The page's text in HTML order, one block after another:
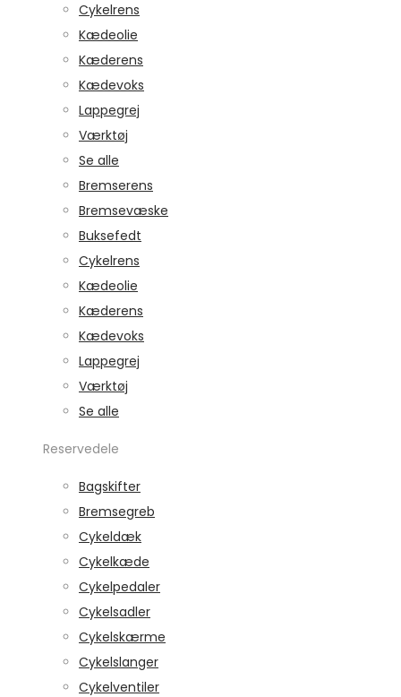
Cykelrens
Kædeolie
Kæderens
Kædevoks
Lappegrej
Værktøj
Se alle
Bremserens
Bremsevæske
Buksefedt
Cykelrens
Kædeolie
Kæderens
Kædevoks
Lappegrej
Værktøj
Se alle
Reservedele
Bagskifter
Bremsegreb
Cykeldæk
Cykelkæde
Cykelpedaler
Cykelsadler
Cykelskærme
Cykelslanger
Cykelventiler